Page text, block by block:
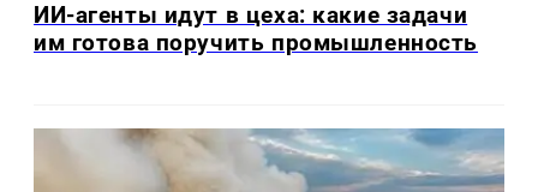
ИИ-агенты идут в цеха: какие задачи
им готова поручить промышленность